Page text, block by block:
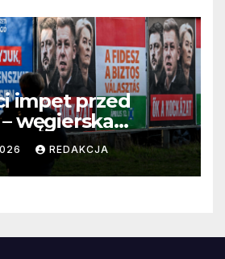
impet przed
węgierska
przestaje
REDAKCJA